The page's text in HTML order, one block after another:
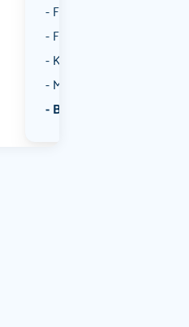
Fietsen
Film
Kunst & Cultuur
Muziek
Bekijk alle categorieën